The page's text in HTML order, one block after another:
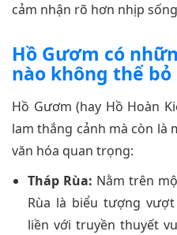
cảm nhận rõ hơn nhịp
Hồ Gươm có
nào không thể bỏ
Hồ Gươm (hay Hồ Hoàn
lam thắng cảnh mà còn là
văn hóa quan trọng:
Tháp Rùa: Nằm trên
Rùa là biểu tượng
liền với truyền thuyết